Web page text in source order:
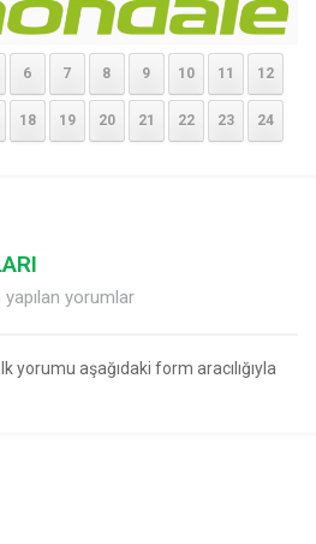
6 7 8 9 10 11 12
18 19 20 21 22 23 24
yorumlar
yorumu aşağıdaki form aracılığıyla